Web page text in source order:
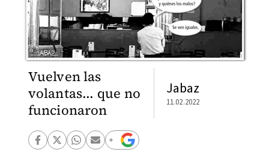
Vuelven las
volantas... que no
funcionaron
Jabaz
11.02.2022